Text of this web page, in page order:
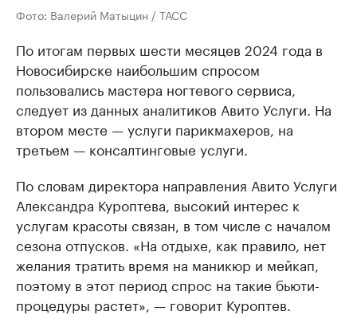
Фото: Валерий Матыцин / ТАСС
По итогам первых шести месяцев 2024 года в
Новосибирске наибольшим спросом
пользовались мастера ногтевого сервиса,
следует из данных аналитиков Авито Услуги. На
втором месте — услуги парикмахеров, на
третьем — консалтинговые услуги.
По словам директора направления Авито Услуги
Александра Куроптева, высокий интерес к
услугам красоты связан, в том числе с началом
сезона отпусков. «На отдыхе, как правило, нет
желания тратить время на маникюр и мейкап,
поэтому в этот период спрос на такие бьюти-
процедуры растет», — говорит Куроптев.